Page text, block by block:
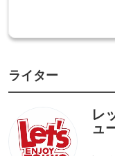
ライター
レ
ュ